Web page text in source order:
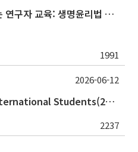
2026년도 제3차 「찾아가는 연구자 교육: 생명윤리법 및 IRB 심의의뢰서 작성법」 교육 안내
1991
Tutoring Program for International Students(2026학년도 여름방학 외국인 글쓰기지도 프로그램)
2237
2026-06-12